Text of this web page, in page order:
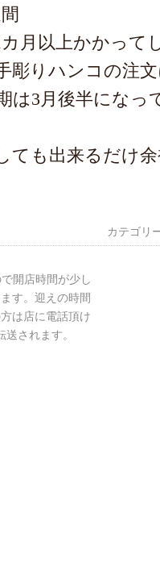
月以上かかって
彫りハンコの注
は3月後半になっ
ても出来るだけ
カテゴリ
開店時間が少し
す。迎えの時間
は店に電話頂け
されます。